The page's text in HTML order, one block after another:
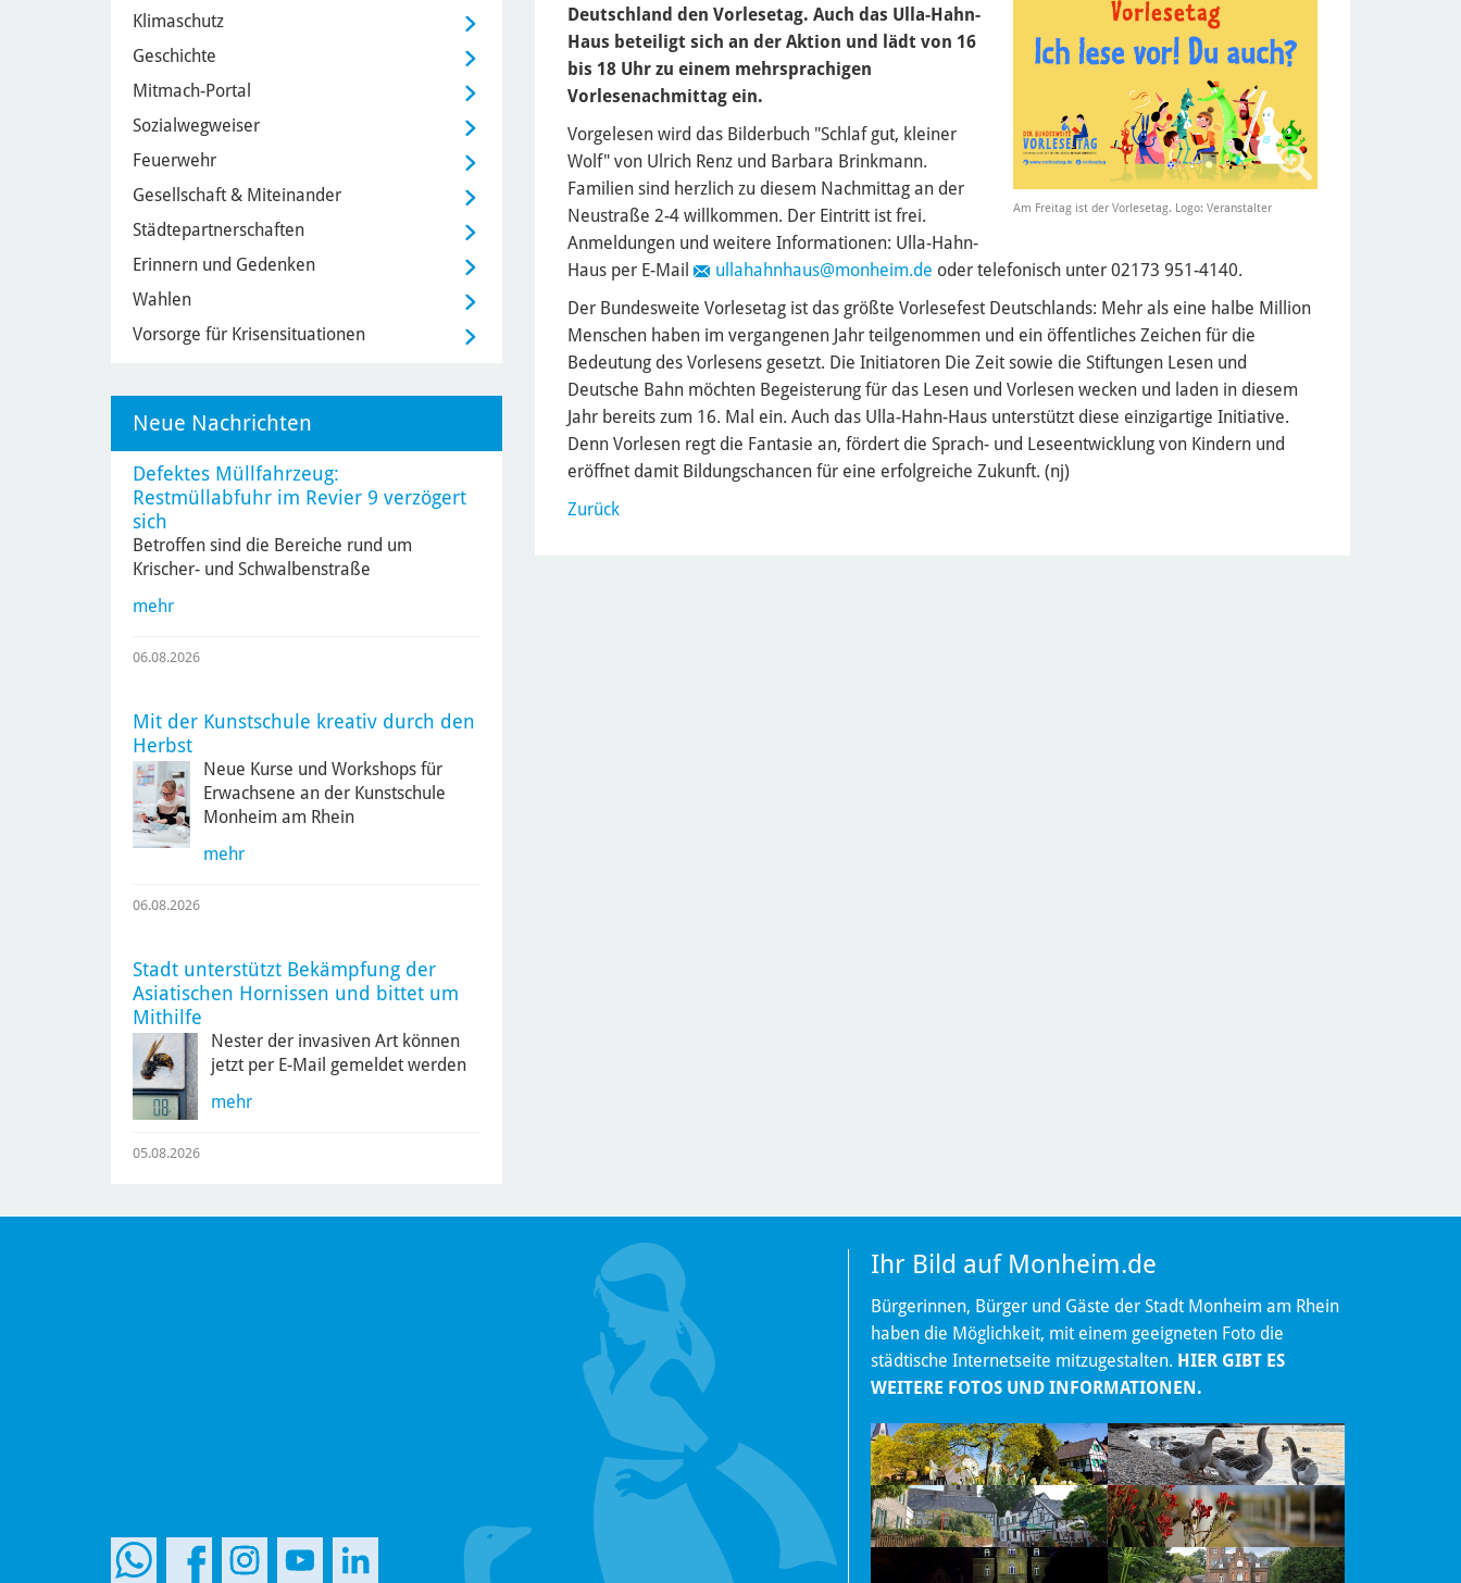
Am Freitag ist der Vorlesetag. Logo: Veranstalter
Deutschland den Vorlesetag. Auch das Ulla-Hahn-
Haus beteiligt sich an der Aktion und lädt von 16
bis 18 Uhr zu einem mehrsprachigen
Vorlesenachmittag ein.
Vorgelesen wird das Bilderbuch "Schlaf gut, kleiner
Wolf" von Ulrich Renz und Barbara Brinkmann.
Familien sind herzlich zu diesem Nachmittag an der
Neustraße 2-4 willkommen. Der Eintritt ist frei.
Anmeldungen und weitere Informationen: Ulla-Hahn-
Haus per E-Mail
ullahahnhaus@monheim.de oder telefonisch unter 02173 951-4140.
Der Bundesweite Vorlesetag ist das größte Vorlesefest Deutschlands: Mehr als eine halbe Million
Menschen haben im vergangenen Jahr teilgenommen und ein öffentliches Zeichen für die
Bedeutung des Vorlesens gesetzt. Die Initiatoren Die Zeit sowie die Stiftungen Lesen und
Deutsche Bahn möchten Begeisterung für das Lesen und Vorlesen wecken und laden in diesem
Jahr bereits zum 16. Mal ein. Auch das Ulla-Hahn-Haus unterstützt diese einzigartige Initiative.
Denn Vorlesen regt die Fantasie an, fördert die Sprach- und Leseentwicklung von Kindern und
eröffnet damit Bildungschancen für eine erfolgreiche Zukunft. (nj)
Zurück
Klimaschutz
Geschichte
Mitmach-Portal
Sozialwegweiser
Feuerwehr
Gesellschaft & Miteinander
Städtepartnerschaften
Erinnern und Gedenken
Wahlen
Vorsorge für Krisensituationen
Neue Nachrichten
Defektes Müllfahrzeug:
Restmüllabfuhr im Revier 9 verzögert
sich
Betroffen sind die Bereiche rund um
Krischer- und Schwalbenstraße
mehr
06.08.2026
Mit der Kunstschule kreativ durch den
Herbst
Neue Kurse und Workshops für
Erwachsene an der Kunstschule
Monheim am Rhein
mehr
06.08.2026
Stadt unterstützt Bekämpfung der
Asiatischen Hornissen und bittet um
Mithilfe
Nester der invasiven Art können
jetzt per E-Mail gemeldet werden
mehr
05.08.2026
Ihr Bild auf Monheim.de
Bürgerinnen, Bürger und Gäste der Stadt Monheim am Rhein
haben die Möglichkeit, mit einem geeigneten Foto die
städtische Internetseite mitzugestalten. HIER GIBT ES
WEITERE FOTOS UND INFORMATIONEN.